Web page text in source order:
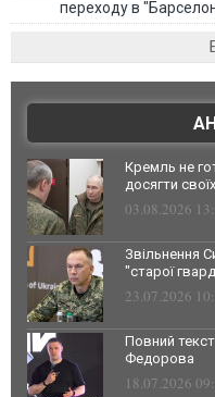
переходу в
Кремль не
досягти
03.08.2026
Звільнення
"старої
23.07.2026
Повний
Федорова
18.07.2026